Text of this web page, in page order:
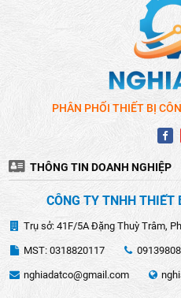
PHÂN PHỐI THIẾT BỊ
THÔNG TIN DOANH NGHIỆP
CÔNG TY TNHH
Trụ sở: 41F/5A Đặng Thuỳ Trâm,
MST: 0318820117
nghiadatco@gmail.com